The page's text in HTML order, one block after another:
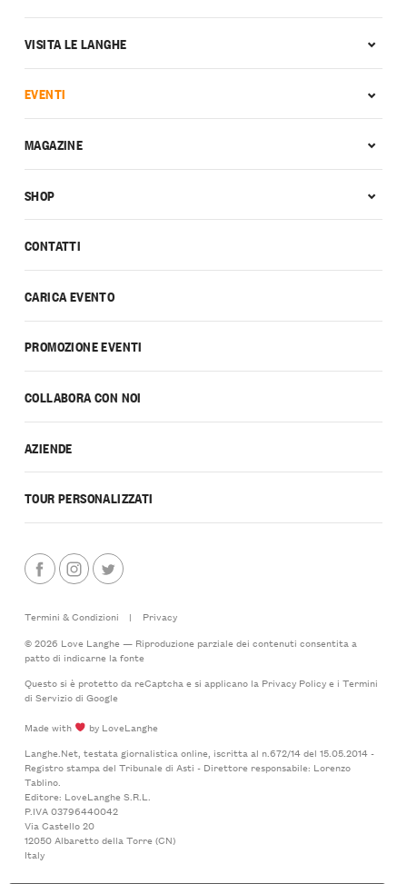
CONTATTI
CARICA EVENTO
PROMOZIONE EVENTI
COLLABORA CON NOI
AZIENDE
TOUR PERSONALIZZATI
VISITA LE LANGHE
EVENTI
MAGAZINE
SHOP
Termini & Condizioni |
Privacy
© 2026 Love Langhe — Riproduzione parziale dei contenuti consentita a
patto di indicarne la fonte
Questo si è protetto da reCaptcha e si applicano la Privacy Policye i Termini
di Serviziodi Google
Made with
by LoveLanghe
Langhe.Net, testata giornalistica online, iscritta al n.672/14 del 15.05.2014 -
Registro stampa del Tribunale di Asti - Direttore responsabile: Lorenzo
Tablino.
Editore: LoveLanghe S.R.L.
P.IVA 03796440042
Via Castello 20
12050 Albaretto della Torre (CN)
Italy